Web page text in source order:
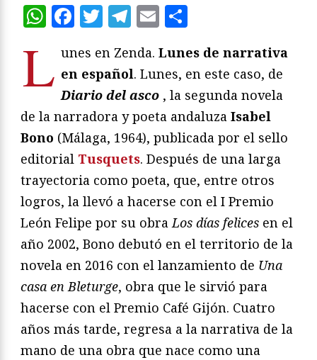
WhatsApp
Facebook
Twitter
Telegram
Email
L unes en Zenda. Lunes de narrativa
en español. Lunes, en este caso, de
Diario del asco , la segunda novela
de la narradora y poeta andaluza Isabel
Bono (Málaga, 1964), publicada por el sello
editorial Tusquets. Después de una larga
trayectoria como poeta, que, entre otros
logros, la llevó a hacerse con el I Premio
León Felipe por su obraLos días felices en el
año 2002, Bono debutó en el territorio de la
novela en 2016 con el lanzamiento de Una
casa en Bleturge, obra que le sirvió para
hacerse con el Premio Café Gijón. Cuatro
años más tarde, regresa a la narrativa de la
mano de una obra que nace como una